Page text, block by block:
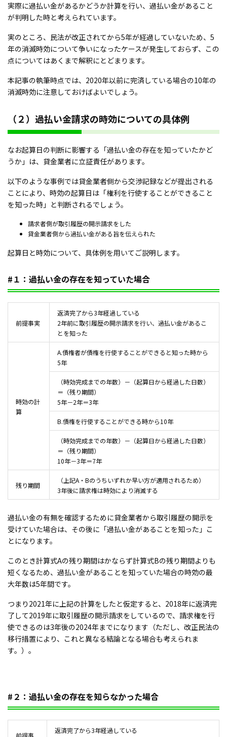
実際に過払い金があるかどうか計算を行い、過払い金があること
が判明した時と考えられています。
実のところ、民法が改正されてから5年が経過していないため、5
年の消滅時効について争いになったケースが発生しておらず、この
点についてはあくまで解釈にとどまります。
本記事の執筆時点では、2020年以前に完済している場合の10年の
消滅時効に注意しておけばよいでしょう。
（２）過払い金請求の時効についての具体例
なお起算日の判断に影響する「過払い金の存在を知っていたかど
うか」は、貸金業者に立証責任があります。
以下のような事例では貸金業者側から交渉記録などが提出される
ことにより、時効の起算日は「権利を行使することができること
を知った時」と判断されるでしょう。
請求者側が取引履歴の開示請求をした
貸金業者側から過払い金がある旨を伝えられた
起算日と時効について、具体例を用いてご説明します。
#１：過払い金の存在を知っていた場合
前提事実
返済完了から3年経過している
2年前に取引履歴の開示請求を行い、過払い金があるこ
とを知った
時効の計
算
A.債権者が債権を行使することができると知った時から
5年
（時効完成までの年数）－（起算日から経過した日数）
＝（残り期間）
5年－2年＝3年
B.債権を行使することができる時から10年
（時効完成までの年数）－（起算日から経過した日数）
＝（残り期間）
10年－3年＝7年
残り期間
（上記A・Bのうちいずれか早い方が適用されるため）
3年後に請求権は時効により消滅する
過払い金の有無を確認するために貸金業者から取引履歴の開示を
受けていた場合は、その後に「過払い金があることを知った」こ
とになります。
このとき計算式Aの残り期間はかならず計算式Bの残り期間よりも
短くなるため、過払い金があることを知っていた場合の時効の最
大年数は5年間です。
つまり2021年に上記の計算をしたと仮定すると、2018年に返済完
了して2019年に取引履歴の開示請求をしているので、請求権を行
使できるのは3年後の2024年までになります（ただし、改正民法の
移行措置により、これと異なる結論となる場合も考えられま
す。）。
#２：過払い金の存在を知らなかった場合
返済完了から3年経過している